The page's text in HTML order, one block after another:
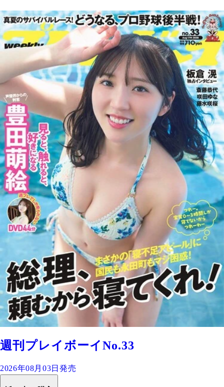
週刊プレイボーイNo.33
2026年08月03日発売